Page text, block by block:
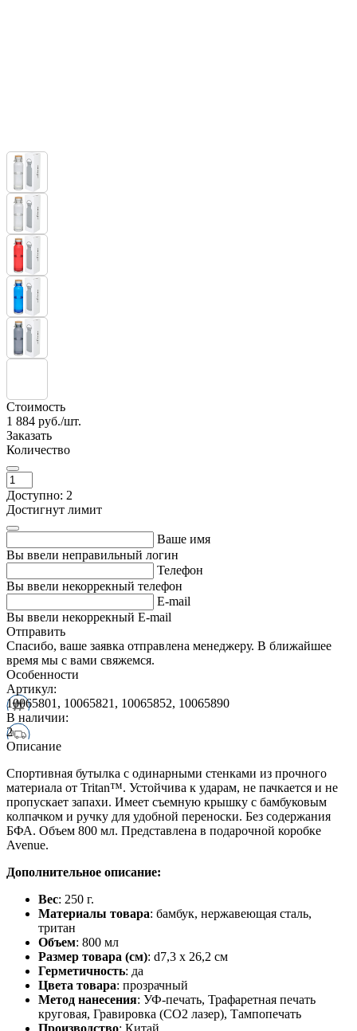
Стоимость
1 884 руб./шт.
Заказать
Количество
Доступно: 2
Достигнут лимит
Ваше имя
Вы ввели неправильный логин
Телефон
Вы ввели некоррекный телефон
E-mail
Вы ввели некоррекный E-mail
Отправить
Спасибо, ваше заявка отправлена менеджеру. В ближайшее
время мы с вами свяжемся.
Особенности
Артикул:
10065801, 10065821, 10065852, 10065890
В наличии:
2
Описание
Спортивная бутылка с одинарными стенками из прочного
материала от Tritan™. Устойчива к ударам, не пачкается и не
пропускает запахи. Имеет съемную крышку с бамбуковым
колпачком и ручку для удобной переноски. Без содержания
БФА. Объем 800 мл. Представлена в подарочной коробке
Avenue.
Дополнительное описание:
Вес: 250 г.
Материалы товара: бамбук, нержавеющая cталь,
тритан
Объем: 800 мл
Размер товара (см): d7,3 х 26,2 см
Герметичность: да
Цвета товара: прозрачный
Метод нанесения: УФ-печать, Трафаретная печать
круговая, Гравировка (CO2 лазер), Тампопечать
Производство: Китай